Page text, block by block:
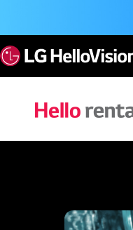
홈 구매가이드